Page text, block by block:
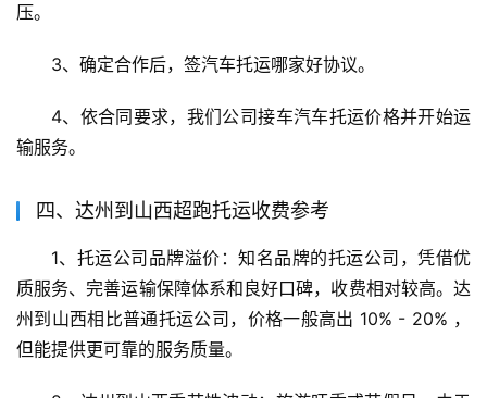
压。
3、确定合作后，签汽车托运哪家好协议。
4、依合同要求，我们公司接车汽车托运价格并开始运
输服务。
四、达州到山西超跑托运收费参考
1、托运公司品牌溢价：知名品牌的托运公司，凭借优
质服务、完善运输保障体系和良好口碑，收费相对较高。达
州到山西相比普通托运公司，价格一般高出 10% - 20% ，
但能提供更可靠的服务质量。